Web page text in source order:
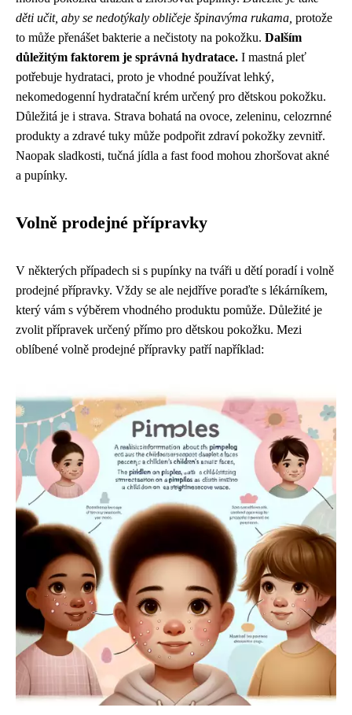
děti učit, aby se nedotýkaly obličeje špinavýma rukama, protože
to může přenášet bakterie a nečistoty na pokožku. Dalším
důležitým faktorem je správná hydratace. I mastná pleť
potřebuje hydrataci, proto je vhodné používat lehký,
nekomedogenní hydratační krém určený pro dětskou pokožku.
Důležitá je i strava. Strava bohatá na ovoce, zeleninu, celozrnné
produkty a zdravé tuky může podpořit zdraví pokožky zevnitř.
Naopak sladkosti, tučná jídla a fast food mohou zhoršovat akné
a pupínky.
Volně prodejné přípravky
V některých případech si s pupínky na tváři u dětí poradí i volně
prodejné přípravky. Vždy se ale nejdříve poraďte s lékárníkem,
který vám s výběrem vhodného produktu pomůže. Důležité je
zvolit přípravek určený přímo pro dětskou pokožku. Mezi
oblíbené volně prodejné přípravky patří například: